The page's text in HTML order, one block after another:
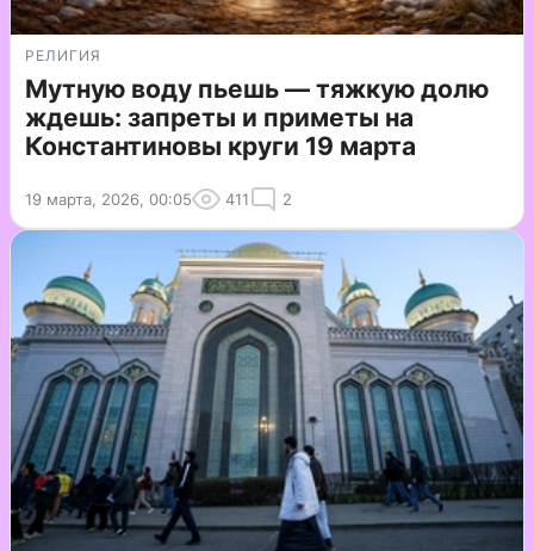
РЕЛИГИЯ
Мутную воду пьешь — тяжкую долю
ждешь: запреты и приметы на
Константиновы круги 19 марта
19 марта, 2026, 00:05 411 2